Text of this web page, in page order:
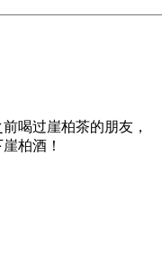
喝过崖柏茶的朋友，
柏酒！